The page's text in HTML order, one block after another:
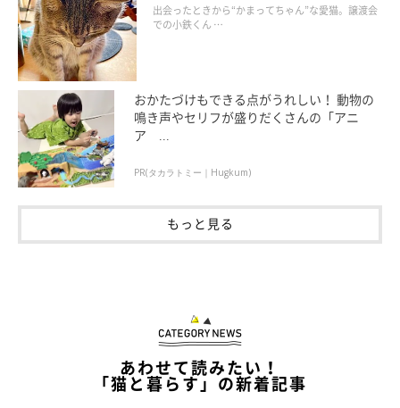
ねこのきもち投稿写真ギャラリー
「洗濯物です。お気に入りのおもちゃを洗濯すると、乾か
ないうちにとって遊んでいます」
「何でもおもちゃにしてしまうので、化粧水の蓋やペット
「お風呂の栓。涼みにお風呂に行き、くわえてくる。転が
して遊んでどこかにやってしまう。届かないところに置
出会ったときから“かまってちゃん”な愛猫。譲渡会
での小鉄くん …
おかたづけもできる点がうれしい！ 動物の
鳴き声やセリフが盛りだくさんの「アニ
ア ...
PR(タカラトミー｜Hugkum)
もっと見る
あわせて読みたい！
「猫と暮らす」の新着記事